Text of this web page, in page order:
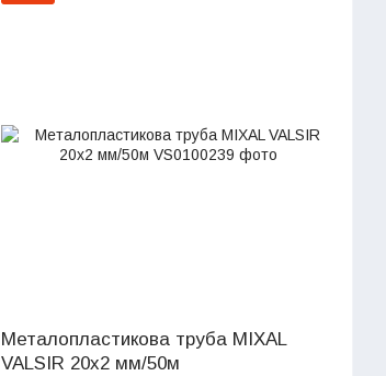
Металопластикова труба MIXAL
VALSIR 20х2 мм/50м